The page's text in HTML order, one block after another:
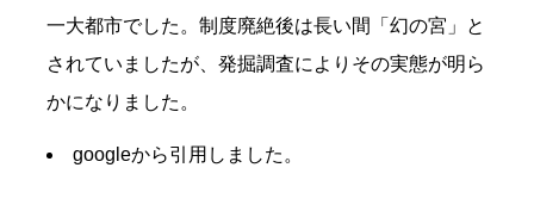
一大都市でした。制度廃絶後は長い間「幻の宮」と
されていましたが、発掘調査によりその実態が明ら
かになりました。
googleから引用しました。